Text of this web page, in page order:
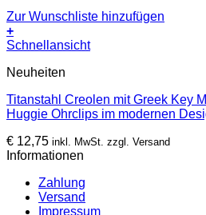
Zur Wunschliste hinzufügen
+
Dieses
weist
Varianten
auf.
Optionen
können
Produktseite
Schnellansicht
Neuheiten
Titanstahl Creolen mit Greek Key
Huggie Ohrclips im modernen
€ 12,75 inkl. MwSt. zzgl. Versand
Informationen
Zahlung
Versand
Impressum